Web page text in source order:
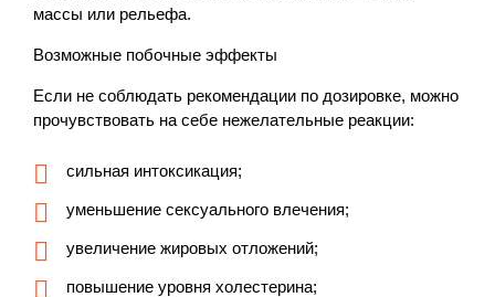
массы или рельефа.
Возможные побочные эффекты
Если не соблюдать рекомендации по дозировке, можно
прочувствовать на себе нежелательные реакции:
сильная интоксикация;
уменьшение сексуального влечения;
увеличение жировых отложений;
повышение уровня холестерина;